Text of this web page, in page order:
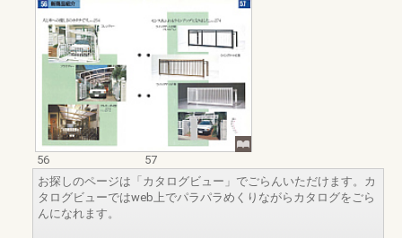
56
57
お探しのページは「カタログビュー」でごらんいただけます。カ
タログビューではweb上でパラパラめくりながらカタログをごら
んになれます。